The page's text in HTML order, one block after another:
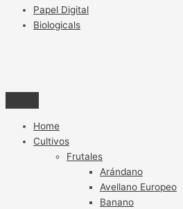
Papel Digital
Biologicals
Home
Cultivos
Frutales
Arándano
Avellano Europeo
Banano